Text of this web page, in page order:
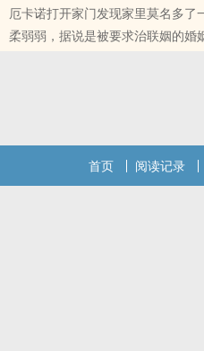
厄卡诺打开家门发现家里莫名多
柔弱弱，据说是被要求治联姻的婚
首页 阅读记录